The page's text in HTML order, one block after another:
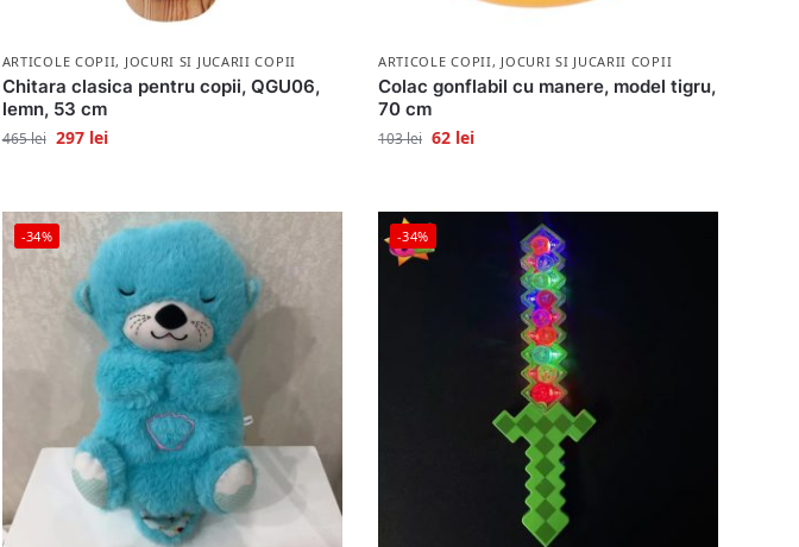
ARTICOLE COPII, JOCURI SI JUCARII COPII
Chitara clasica pentru copii, QGU06,
lemn, 53 cm
465lei 297 lei
ARTICOLE COPII, JOCURI SI JUCARII COPII
Colac gonflabil cu manere, model tigru,
70 cm
103lei 62 lei
-34% -34%